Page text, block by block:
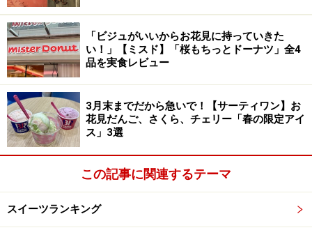
「ビジュがいいからお花見に持っていきた
い！」【ミスド】「桜もちっとドーナツ」全4
品を実食レビュー
3月末までだから急いで！【サーティワン】お
花見だんご、さくら、チェリー「春の限定アイ
ス」3選
この記事に関連するテーマ
スイーツランキング